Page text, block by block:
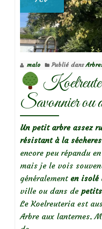
malo Publié dans
Savonnier ou
Un petit arbre assez
résistant à la
encore peu répandu
mais je le vois
généralement en isolé
ville ou dans de
Le Koelreuteria est
Arbre aux lanternes.